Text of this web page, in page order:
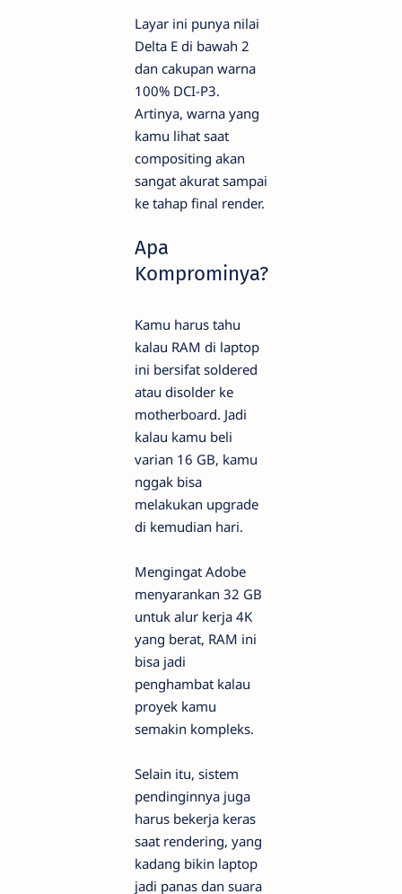
Layar ini punya nilai
Delta E di bawah 2
dan cakupan warna
100% DCI-P3.
Artinya, warna yang
kamu lihat saat
compositing akan
sangat akurat sampai
ke tahap final render.
Apa
Komprominya?
Kamu harus tahu
kalau RAM di laptop
ini bersifat soldered
atau disolder ke
motherboard. Jadi
kalau kamu beli
varian 16 GB, kamu
nggak bisa
melakukan upgrade
di kemudian hari.
Mengingat Adobe
menyarankan 32 GB
untuk alur kerja 4K
yang berat, RAM ini
bisa jadi
penghambat kalau
proyek kamu
semakin kompleks.
Selain itu, sistem
pendinginnya juga
harus bekerja keras
saat rendering, yang
kadang bikin laptop
jadi panas dan suara